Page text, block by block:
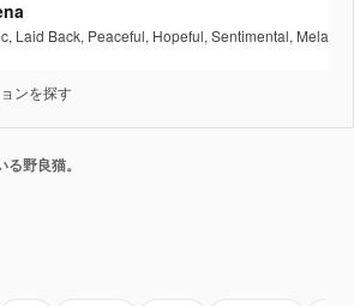
, Laid Back, Peaceful, Hopeful, Sentimental,
ンを探す
野良猫。